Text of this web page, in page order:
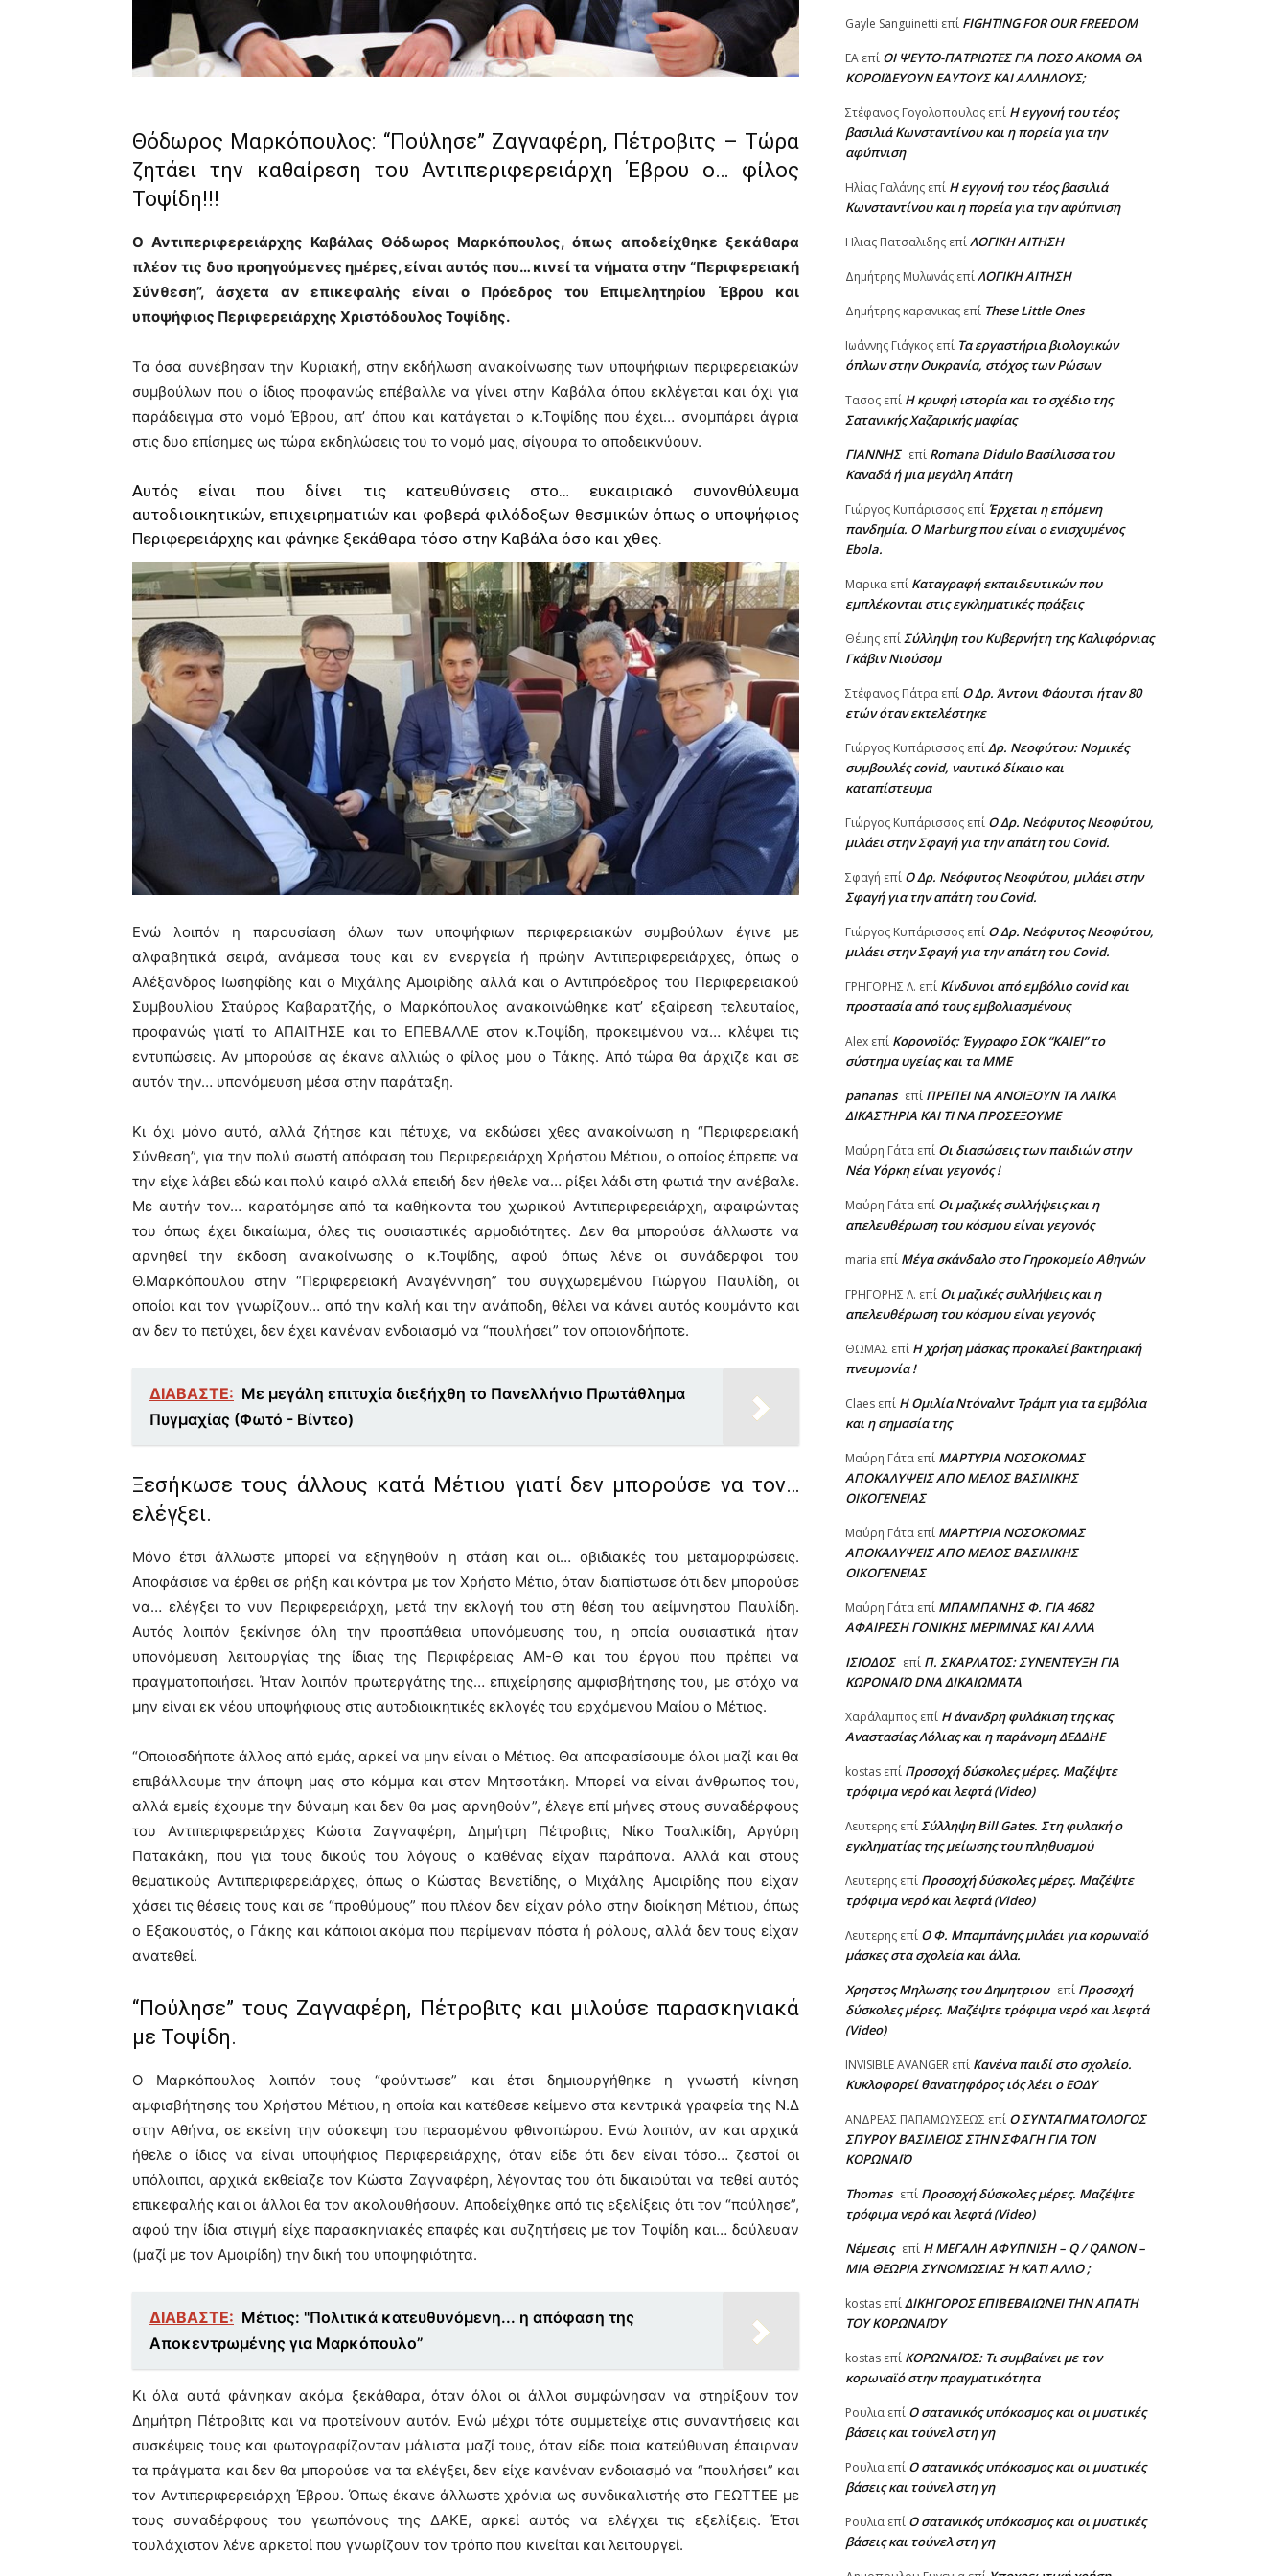
Θόδωρος Μαρκόπουλος: “Πούλησε” Ζαγναφέρη, Πέτροβιτς – Τώρα
ζητάει την καθαίρεση του Αντιπεριφερειάρχη Έβρου ο… φίλος
Τοψίδη!!!
Ο Αντιπεριφερειάρχης Καβάλας Θόδωρος Μαρκόπουλος, όπως αποδείχθηκε ξεκάθαρα
πλέον τις δυο προηγούμενες ημέρες, είναι αυτός που… κινεί τα νήματα στην “Περιφερειακή
Σύνθεση”, άσχετα αν επικεφαλής είναι ο Πρόεδρος του Επιμελητηρίου Έβρου και
υποψήφιος Περιφερειάρχης Χριστόδουλος Τοψίδης.
Τα όσα συνέβησαν την Κυριακή, στην εκδήλωση ανακοίνωσης των υποψήφιων περιφερειακών
συμβούλων που ο ίδιος προφανώς επέβαλλε να γίνει στην Καβάλα όπου εκλέγεται και όχι για
παράδειγμα στο νομό Έβρου, απ’ όπου και κατάγεται ο κ.Τοψίδης που έχει… σνομπάρει άγρια
στις δυο επίσημες ως τώρα εκδηλώσεις του το νομό μας, σίγουρα το αποδεικνύουν.
Αυτός είναι που δίνει τις κατευθύνσεις στο… ευκαιριακό συνονθύλευμα
αυτοδιοικητικών, επιχειρηματιών και φοβερά φιλόδοξων θεσμικών όπως ο υποψήφιος
Περιφερειάρχης και φάνηκε ξεκάθαρα τόσο στην Καβάλα όσο και χθες.
Ενώ λοιπόν η παρουσίαση όλων των υποψήφιων περιφερειακών συμβούλων έγινε με
αλφαβητικά σειρά, ανάμεσα τους και εν ενεργεία ή πρώην Αντιπεριφερειάρχες, όπως ο
Αλέξανδρος Ιωσηφίδης και ο Μιχάλης Αμοιρίδης αλλά και ο Αντιπρόεδρος του Περιφερειακού
Συμβουλίου Σταύρος Καβαρατζής, ο Μαρκόπουλος ανακοινώθηκε κατ’ εξαίρεση τελευταίος,
προφανώς γιατί το ΑΠΑΙΤΗΣΕ και το ΕΠΕΒΑΛΛΕ στον κ.Τοψίδη, προκειμένου να… κλέψει τις
εντυπώσεις. Αν μπορούσε ας έκανε αλλιώς ο φίλος μου ο Τάκης. Από τώρα θα άρχιζε και σε
αυτόν την… υπονόμευση μέσα στην παράταξη.
Κι όχι μόνο αυτό, αλλά ζήτησε και πέτυχε, να εκδώσει χθες ανακοίνωση η “Περιφερειακή
Σύνθεση”, για την πολύ σωστή απόφαση του Περιφερειάρχη Χρήστου Μέτιου, ο οποίος έπρεπε να
την είχε λάβει εδώ και πολύ καιρό αλλά επειδή δεν ήθελε να… ρίξει λάδι στη φωτιά την ανέβαλε.
Με αυτήν τον… καρατόμησε από τα καθήκοντα του χωρικού Αντιπεριφερειάρχη, αφαιρώντας
του όπως έχει δικαίωμα, όλες τις ουσιαστικές αρμοδιότητες. Δεν θα μπορούσε άλλωστε να
αρνηθεί την έκδοση ανακοίνωσης ο κ.Τοψίδης, αφού όπως λένε οι συνάδερφοι του
Θ.Μαρκόπουλου στην “Περιφερειακή Αναγέννηση” του συγχωρεμένου Γιώργου Παυλίδη, οι
οποίοι και τον γνωρίζουν… από την καλή και την ανάποδη, θέλει να κάνει αυτός κουμάντο και
αν δεν το πετύχει, δεν έχει κανέναν ενδοιασμό να “πουλήσει” τον οποιονδήποτε.
ΔΙΑΒΑΣΤΕ: Με μεγάλη επιτυχία διεξήχθη το Πανελλήνιο Πρωτάθλημα
Πυγμαχίας (Φωτό - Βίντεο)
Ξεσήκωσε τους άλλους κατά Μέτιου γιατί δεν μπορούσε να τον…
ελέγξει.
Μόνο έτσι άλλωστε μπορεί να εξηγηθούν η στάση και οι… οβιδιακές του μεταμορφώσεις.
Αποφάσισε να έρθει σε ρήξη και κόντρα με τον Χρήστο Μέτιο, όταν διαπίστωσε ότι δεν μπορούσε
να… ελέγξει το νυν Περιφερειάρχη, μετά την εκλογή του στη θέση του αείμνηστου Παυλίδη.
Αυτός λοιπόν ξεκίνησε όλη την προσπάθεια υπονόμευσης του, η οποία ουσιαστικά ήταν
υπονόμευση λειτουργίας της ίδιας της Περιφέρειας ΑΜ-Θ και του έργου που πρέπει να
πραγματοποιήσει. Ήταν λοιπόν πρωτεργάτης της… επιχείρησης αμφισβήτησης του, με στόχο να
μην είναι εκ νέου υποψήφιους στις αυτοδιοικητικές εκλογές του ερχόμενου Μαίου ο Μέτιος.
“Οποιοσδήποτε άλλος από εμάς, αρκεί να μην είναι ο Μέτιος. Θα αποφασίσουμε όλοι μαζί και θα
επιβάλλουμε την άποψη μας στο κόμμα και στον Μητσοτάκη. Μπορεί να είναι άνθρωπος του,
αλλά εμείς έχουμε την δύναμη και δεν θα μας αρνηθούν”, έλεγε επί μήνες στους συναδέρφους
του Αντιπεριφερειάρχες Κώστα Ζαγναφέρη, Δημήτρη Πέτροβιτς, Νίκο Τσαλικίδη, Αργύρη
Πατακάκη, που για τους δικούς του λόγους ο καθένας είχαν παράπονα. Αλλά και στους
θεματικούς Αντιπεριφερειάρχες, όπως ο Κώστας Βενετίδης, ο Μιχάλης Αμοιρίδης που είχαν
χάσει τις θέσεις τους και σε “προθύμους” που πλέον δεν είχαν ρόλο στην διοίκηση Μέτιου, όπως
ο Εξακουστός, ο Γάκης και κάποιοι ακόμα που περίμεναν πόστα ή ρόλους, αλλά δεν τους είχαν
ανατεθεί.
“Πούλησε” τους Ζαγναφέρη, Πέτροβιτς και μιλούσε παρασκηνιακά
με Τοψίδη.
Ο Μαρκόπουλος λοιπόν τους “φούντωσε” και έτσι δημιουργήθηκε η γνωστή κίνηση
αμφισβήτησης του Χρήστου Μέτιου, η οποία και κατέθεσε κείμενο στα κεντρικά γραφεία της Ν.Δ
στην Αθήνα, σε εκείνη την σύσκεψη του περασμένου φθινοπώρου. Ενώ λοιπόν, αν και αρχικά
ήθελε ο ίδιος να είναι υποψήφιος Περιφερειάρχης, όταν είδε ότι δεν είναι τόσο… ζεστοί οι
υπόλοιποι, αρχικά εκθείαζε τον Κώστα Ζαγναφέρη, λέγοντας του ότι δικαιούται να τεθεί αυτός
επικεφαλής και οι άλλοι θα τον ακολουθήσουν. Αποδείχθηκε από τις εξελίξεις ότι τον “πούλησε”,
αφού την ίδια στιγμή είχε παρασκηνιακές επαφές και συζητήσεις με τον Τοψίδη και… δούλευαν
(μαζί με τον Αμοιρίδη) την δική του υποψηφιότητα.
ΔΙΑΒΑΣΤΕ: Μέτιος: "Πολιτικά κατευθυνόμενη... η απόφαση της
Αποκεντρωμένης για Μαρκόπουλο”
Κι όλα αυτά φάνηκαν ακόμα ξεκάθαρα, όταν όλοι οι άλλοι συμφώνησαν να στηρίξουν τον
Δημήτρη Πέτροβιτς και να προτείνουν αυτόν. Ενώ μέχρι τότε συμμετείχε στις συναντήσεις και
συσκέψεις τους και φωτογραφίζονταν μάλιστα μαζί τους, όταν είδε ποια κατεύθυνση έπαιρναν
τα πράγματα και δεν θα μπορούσε να τα ελέγξει, δεν είχε κανέναν ενδοιασμό να “πουλήσει” και
τον Αντιπεριφερειάρχη Έβρου. Όπως έκανε άλλωστε χρόνια ως συνδικαλιστής στο ΓΕΩΤΤΕΕ με
τους συναδέρφους του γεωπόνους της ΔΑΚΕ, αρκεί αυτός να ελέγχει τις εξελίξεις. Έτσι
τουλάχιστον λένε αρκετοί που γνωρίζουν τον τρόπο που κινείται και λειτουργεί.
Gayle Sanguinetti επί FIGHTING FOR OUR FREEDOM
ΕΑ επί ΟΙ ΨΕΥΤΟ-ΠΑΤΡΙΩΤΕΣ ΓΙΑ ΠΟΣΟ ΑΚΟΜΑ ΘΑ
ΚΟΡΟΪΔΕΥΟΥΝ ΕΑΥΤΟΥΣ ΚΑΙ ΑΛΛΗΛΟΥΣ;
Στέφανος Γογολοπουλος επί Η εγγονή του τέος
βασιλιά Κωνσταντίνου και η πορεία για την
αφύπνιση
Ηλίας Γαλάνης επί Η εγγονή του τέος βασιλιά
Κωνσταντίνου και η πορεία για την αφύπνιση
Ηλιας Πατσαλιδης επίΛΟΓΙΚΗ ΑΙΤΗΣΗ
Δημήτρης Μυλωνάς επίΛΟΓΙΚΗ ΑΙΤΗΣΗ
Δημήτρης καρανικας επί These Little Ones
Ιωάννης Γιάγκος επί Τα εργαστήρια βιολογικών
όπλων στην Ουκρανία, στόχος των Ρώσων
Τασος επί Η κρυφή ιστορία και το σχέδιο της
Σατανικής Χαζαρικής μαφίας
ΓΙΑΝΝΗΣ επί Romana Didulo Βασίλισσα του
Καναδά ή μια μεγάλη Απάτη
Γιώργος Κυπάρισσος επί Έρχεται η επόμενη
πανδημία. Ο Marburg που είναι ο ενισχυμένος
Ebola.
Μαρικα επί Καταγραφή εκπαιδευτικών που
εμπλέκονται στις εγκληματικές πράξεις
Θέμης επίΣύλληψη του Κυβερνήτη της Καλιφόρνιας
Γκάβιν Νιούσομ
Στέφανος Πάτρα επί Ο Δρ. Άντονι Φάουτσι ήταν 80
ετών όταν εκτελέστηκε
Γιώργος Κυπάρισσος επίΔρ. Νεοφύτου: Νομικές
συμβουλές covid, ναυτικό δίκαιο και
καταπίστευμα
Γιώργος Κυπάρισσος επί Ο Δρ. Νεόφυτος Νεοφύτου,
μιλάει στην Σφαγή για την απάτη του Covid.
Σφαγή επί Ο Δρ. Νεόφυτος Νεοφύτου, μιλάει στην
Σφαγή για την απάτη του Covid.
Γιώργος Κυπάρισσος επί Ο Δρ. Νεόφυτος Νεοφύτου,
μιλάει στην Σφαγή για την απάτη του Covid.
ΓΡΗΓΟΡΗΣ Λ. επί Κίνδυνοι από εμβόλιο covid και
προστασία από τους εμβολιασμένους
Alex επί Κορονοϊός: Έγγραφο ΣΟΚ “ΚΑΙΕΙ” το
σύστημα υγείας και τα ΜΜΕ
pananas επί ΠΡΕΠΕΙ ΝΑ ΑΝΟΙΞΟΥΝ ΤΑ ΛΑΪΚΑ
ΔΙΚΑΣΤΗΡΙΑ ΚΑΙ ΤΙ ΝΑ ΠΡΟΣΕΞΟΥΜΕ
Μαύρη Γάτα επί Οι διασώσεις των παιδιών στην
Νέα Υόρκη είναι γεγονός !
Μαύρη Γάτα επί Οι μαζικές συλλήψεις και η
απελευθέρωση του κόσμου είναι γεγονός
maria επί Μέγα σκάνδαλο στο Γηροκομείο Αθηνών
ΓΡΗΓΟΡΗΣ Λ. επί Οι μαζικές συλλήψεις και η
απελευθέρωση του κόσμου είναι γεγονός
ΘΩΜΑΣ επί Η χρήση μάσκας προκαλεί βακτηριακή
πνευμονία !
Claes επί Η Ομιλία Ντόναλντ Τράμπ για τα εμβόλια
και η σημασία της
Μαύρη Γάτα επί ΜΑΡΤΥΡΙΑ ΝΟΣΟΚΟΜΑΣ
ΑΠΟΚΑΛΥΨΕΙΣ ΑΠΟ ΜΕΛΟΣ ΒΑΣΙΛΙΚΗΣ
ΟΙΚΟΓΕΝΕΙΑΣ
Μαύρη Γάτα επί ΜΑΡΤΥΡΙΑ ΝΟΣΟΚΟΜΑΣ
ΑΠΟΚΑΛΥΨΕΙΣ ΑΠΟ ΜΕΛΟΣ ΒΑΣΙΛΙΚΗΣ
ΟΙΚΟΓΕΝΕΙΑΣ
Μαύρη Γάτα επί ΜΠΑΜΠΑΝΗΣ Φ. ΓΙΑ 4682
ΑΦΑΙΡΕΣΗ ΓΟΝΙΚΗΣ ΜΕΡΙΜΝΑΣ ΚΑΙ ΑΛΛΑ
ΙΣΙΟΔΟΣ επί Π. ΣΚΑΡΛΑΤΟΣ: ΣΥΝΕΝΤΕΥΞΗ ΓΙΑ
ΚΩΡΟΝΑΪΟ DNA ΔΙΚΑΙΩΜΑΤΑ
Χαράλαμπος επί Η άνανδρη φυλάκιση της κας
Αναστασίας Λόλιας και η παράνομη ΔΕΔΔΗΕ
kostas επί Προσοχή δύσκολες μέρες. Μαζέψτε
τρόφιμα νερό και λεφτά (Video)
Λευτερης επίΣύλληψη Bill Gates. Στη φυλακή ο
εγκληματίας της μείωσης του πληθυσμού
Λευτερης επί Προσοχή δύσκολες μέρες. Μαζέψτε
τρόφιμα νερό και λεφτά (Video)
Λευτερης επί Ο Φ. Μπαμπάνης μιλάει για κορωναϊό
μάσκες στα σχολεία και άλλα.
Χρηστος Μηλωσης του Δημητριου επί Προσοχή
δύσκολες μέρες. Μαζέψτε τρόφιμα νερό και λεφτά
(Video)
INVISIBLE AVANGER επί Κανένα παιδί στο σχολείο.
Κυκλοφορεί θανατηφόρος ιός λέει ο ΕΟΔΥ
ΑΝΔΡΕΑΣ ΠΑΠΑΜΩΥΣΕΩΣ επί Ο ΣΥΝΤΑΓΜΑΤΟΛΟΓΟΣ
ΣΠΥΡΟΥ ΒΑΣΙΛΕΙΟΣ ΣΤΗΝ ΣΦΑΓΗ ΓΙΑ ΤΟΝ
ΚΟΡΩΝΑΪΟ
Thomas επί Προσοχή δύσκολες μέρες. Μαζέψτε
τρόφιμα νερό και λεφτά (Video)
Νέμεσις επί Η ΜΕΓΑΛΗ ΑΦΥΠΝΙΣΗ – Q / QANON –
ΜΙΑ ΘΕΩΡΙΑ ΣΥΝΟΜΩΣΙΑΣ Ή ΚΑΤΙ ΑΛΛΟ ;
kostas επίΔΙΚΗΓΟΡΟΣ ΕΠΙΒΕΒΑΙΩΝΕΙ ΤΗΝ ΑΠΑΤΗ
ΤΟΥ ΚΟΡΩΝΑΪΟΥ
kostas επί ΚΟΡΩΝΑΪΟΣ: Τι συμβαίνει με τον
κορωναϊό στην πραγματικότητα
Ρουλια επί Ο σατανικός υπόκοσμος και οι μυστικές
βάσεις και τούνελ στη γη
Ρουλια επί Ο σατανικός υπόκοσμος και οι μυστικές
βάσεις και τούνελ στη γη
Ρουλια επί Ο σατανικός υπόκοσμος και οι μυστικές
βάσεις και τούνελ στη γη